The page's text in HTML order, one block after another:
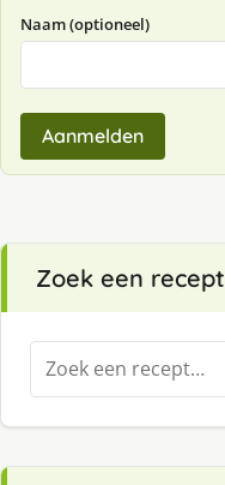
Naam (optioneel)
Aanmelden
Zoek een recept
Zoeken
naar: